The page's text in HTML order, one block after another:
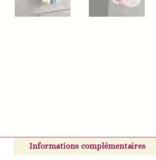
Informations complémentaires